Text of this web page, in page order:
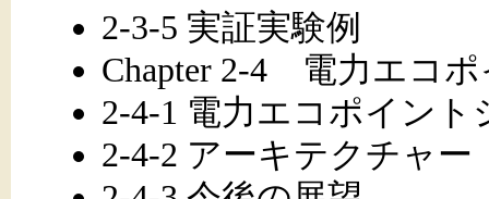
2-3-5 実証実験例
Chapter 2-4 電力エコ
2-4-1 電力エコポイント
2-4-2 アーキテクチャー